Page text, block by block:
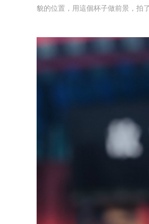
貌的位置，用這個杯子做前景，拍